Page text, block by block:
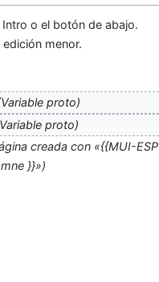
o el botón de abajo.
edición menor.
Variable proto
proto
creada con «{{MUI-ESP
}}»